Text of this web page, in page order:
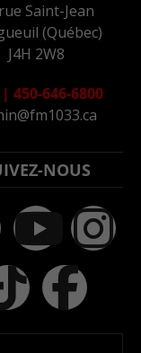
Saint-Jean
(Québec)
J4H 2W8
| 450-646-6800
NOUS